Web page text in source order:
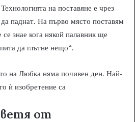
на поставяне е чрез
да паднат. На първо място поставям
знае кога някой палавник ще
да глътне нещо“.
на Любка няма почивен ден. Най-
ѝ изобретение са
от